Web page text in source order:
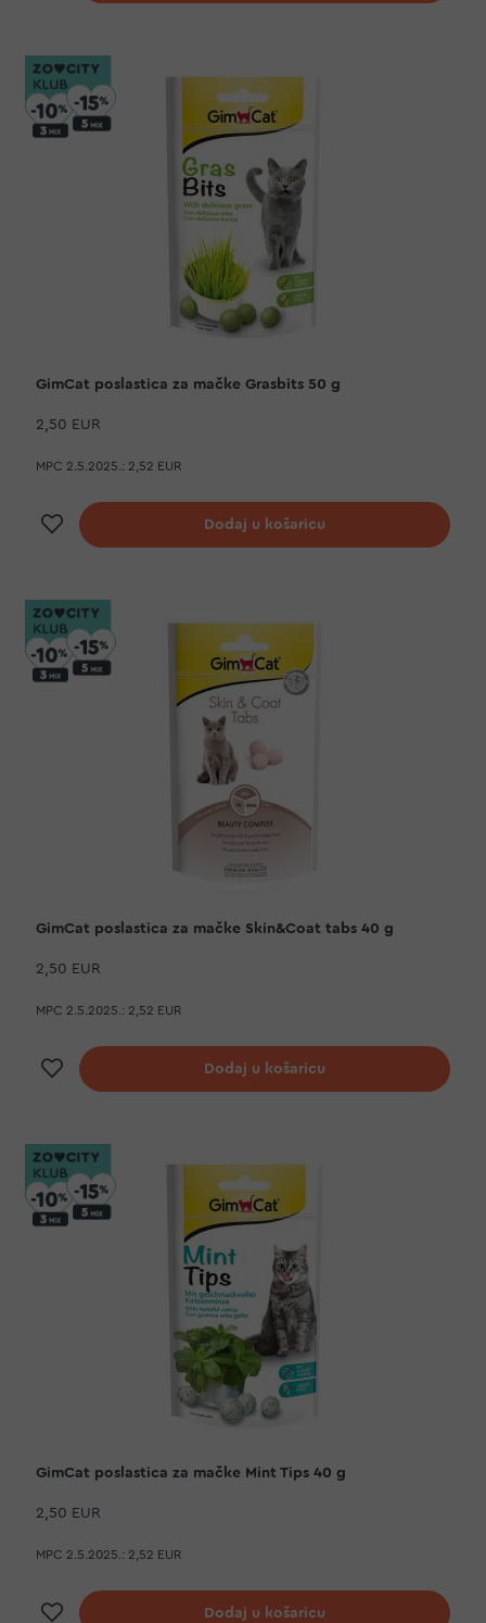
GimCat poslastica za mačke Grasbits 50 g
2,50 EUR
MPC 2.5.2025.: 2,52 EUR
Dodaj na listu želja
Dodaj u košaricu
GimCat poslastica za mačke Skin&Coat tabs 40 g
2,50 EUR
MPC 2.5.2025.: 2,52 EUR
Dodaj na listu želja
Dodaj u košaricu
GimCat poslastica za mačke Mint Tips 40 g
2,50 EUR
MPC 2.5.2025.: 2,52 EUR
Dodaj na listu želja
Dodaj u košaricu